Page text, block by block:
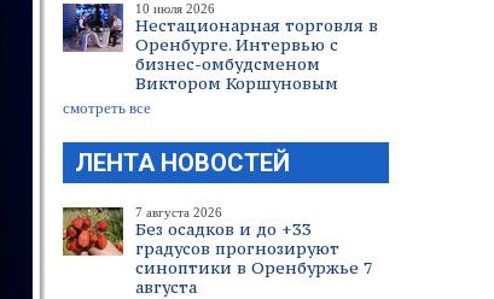
10 июля 2026
Нестационарная торговля в
Оренбурге. Интервью с
бизнес-омбудсменом
Виктором Коршуновым
смотреть все
ЛЕНТА НОВОСТЕЙ
7 августа 2026
Без осадков и до +33
градусов прогнозируют
синоптики в Оренбуржье 7
августа